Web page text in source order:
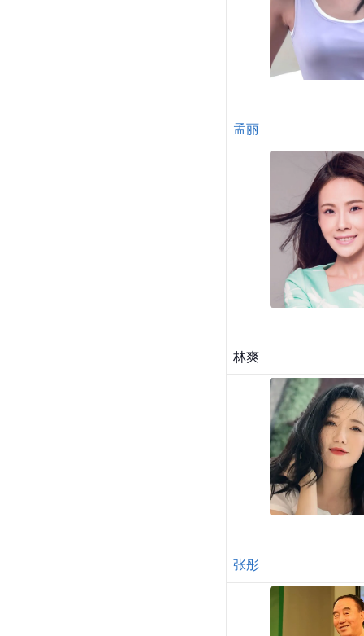
孟丽
林爽
张彤